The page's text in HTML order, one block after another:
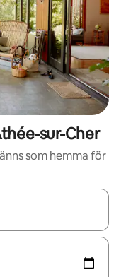
sur-Cher
som hemma för
med upp- och